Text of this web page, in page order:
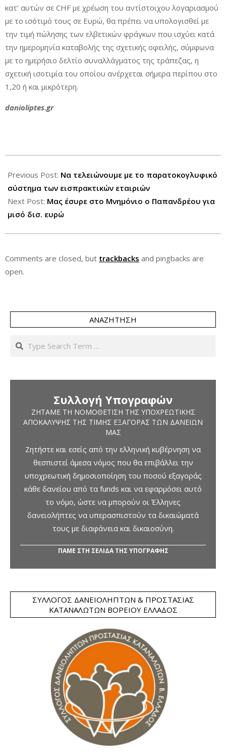
κατ’ αυτών σε CHF με χρέωση του αντίστοιχου λογαριασμού
με το ισότιμό τους σε Ευρώ, θα πρέπει να υπολογισθεί με
την τιμή πώλησης των ελβετικών φράγκων που ισχύει κατά
την ημερομηνία καταβολής της σχετικής οφειλής, σύμφωνα
με το ημερήσιο δελτίο συναλλάγματος της τράπεζας, η
σχετική ισοτιμία του οποίου ανέρχεται σήμερα περίπου στο
1,20 ή και μικρότερη.
danioliptes.gr
02-
10
Previous Post: Να τελειώνουμε με το παρατοκογλυφικό
σύστημα των εισπρακτικών εταιριών
Next Post: Μας έσυρε στο Μνημόνιο ο Παπανδρέου για
μισό δισ. ευρώ
Comments are closed, but trackbacks and pingbacks are
open.
ΑΝΑΖΉΤΗΣΗ
Search
Συλλογή Υπογραφών
ΖΗΤΆΜΕ ΤΗ ΝΟΜΟΘΈΤΙΣΗ ΤΗΣ ΥΠΟΧΡΕΩΤΙΚΉΣ
ΑΠΟΚΆΛΥΨΗΣ ΤΗΣ ΤΙΜΉΣ ΕΞΑΓΟΡΆΣ ΤΩΝ ΔΑΝΕΊΩΝ
ΜΑΣ
Ζητήστε και εσείς από την ελληνική κυβέρνηση να
θεσπιστεί άμεσα νόμος που θα επιβάλλει την
υποχρεωτική δημοσιοποίηση του ποσού εξαγοράς
κάθε δανείου από τα funds και να εφαρμόσει αυτό
το νόμο, ώστε να μπορούν οι Έλληνες
δανειολήπτες να υπερασπιστούν τα δικαιώματά
τους με διαφάνεια και δικαιοσύνη.
ΠΑΜΕ ΣΤΗ ΣΕΛΙΔΑ ΤΗΣ ΥΠΟΓΡΑΦΗΣ
ΣΎΛΛΟΓΟΣ ΔΑΝΕΙΟΛΗΠΤΏΝ & ΠΡΟΣΤΑΣΊΑΣ
ΚΑΤΑΝΑΛΩΤΏΝ ΒΟΡΕΊΟΥ ΕΛΛΆΔΟΣ